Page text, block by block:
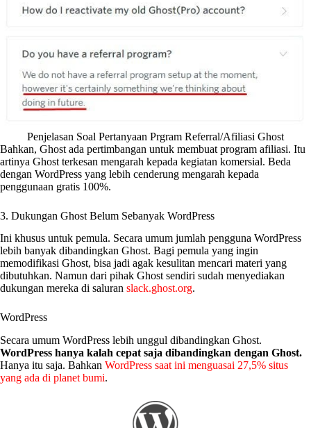
Penjelasan Soal Pertanyaan Prgram Referral/Afiliasi Ghost
Bahkan, Ghost ada pertimbangan untuk membuat program afiliasi. Itu
artinya Ghost terkesan mengarah kepada kegiatan komersial. Beda
dengan WordPress yang lebih cenderung mengarah kepada
penggunaan gratis 100%.
3. Dukungan Ghost Belum Sebanyak WordPress
Ini khusus untuk pemula. Secara umum jumlah pengguna WordPress
lebih banyak dibandingkan Ghost. Bagi pemula yang ingin
memodifikasi Ghost, bisa jadi agak kesulitan mencari materi yang
dibutuhkan. Namun dari pihak Ghost sendiri sudah menyediakan
dukungan mereka di saluran slack.ghost.org.
WordPress
Secara umum WordPress lebih unggul dibandingkan Ghost.
WordPress hanya kalah cepat saja dibandingkan dengan Ghost.
Hanya itu saja. Bahkan WordPress saat ini menguasai 27,5% situs
yang ada di planet bumi.